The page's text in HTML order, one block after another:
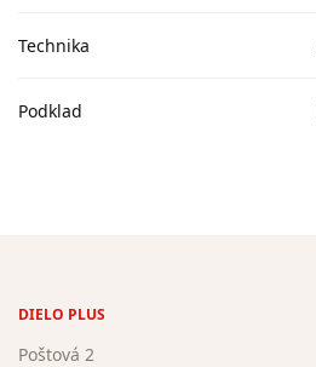
Technika
Podklad
DIELO PLUS
Poštová 2